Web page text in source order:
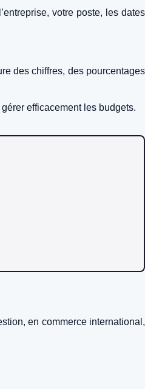
votre poste, les dates
des chiffres, des pourcentages
efficacement les budgets.
en commerce international,